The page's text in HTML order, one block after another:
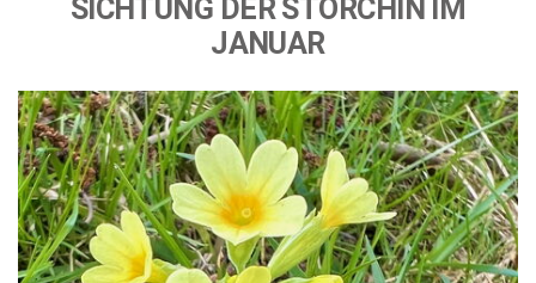
SICHTUNG DER STÖRCHIN IM
JANUAR